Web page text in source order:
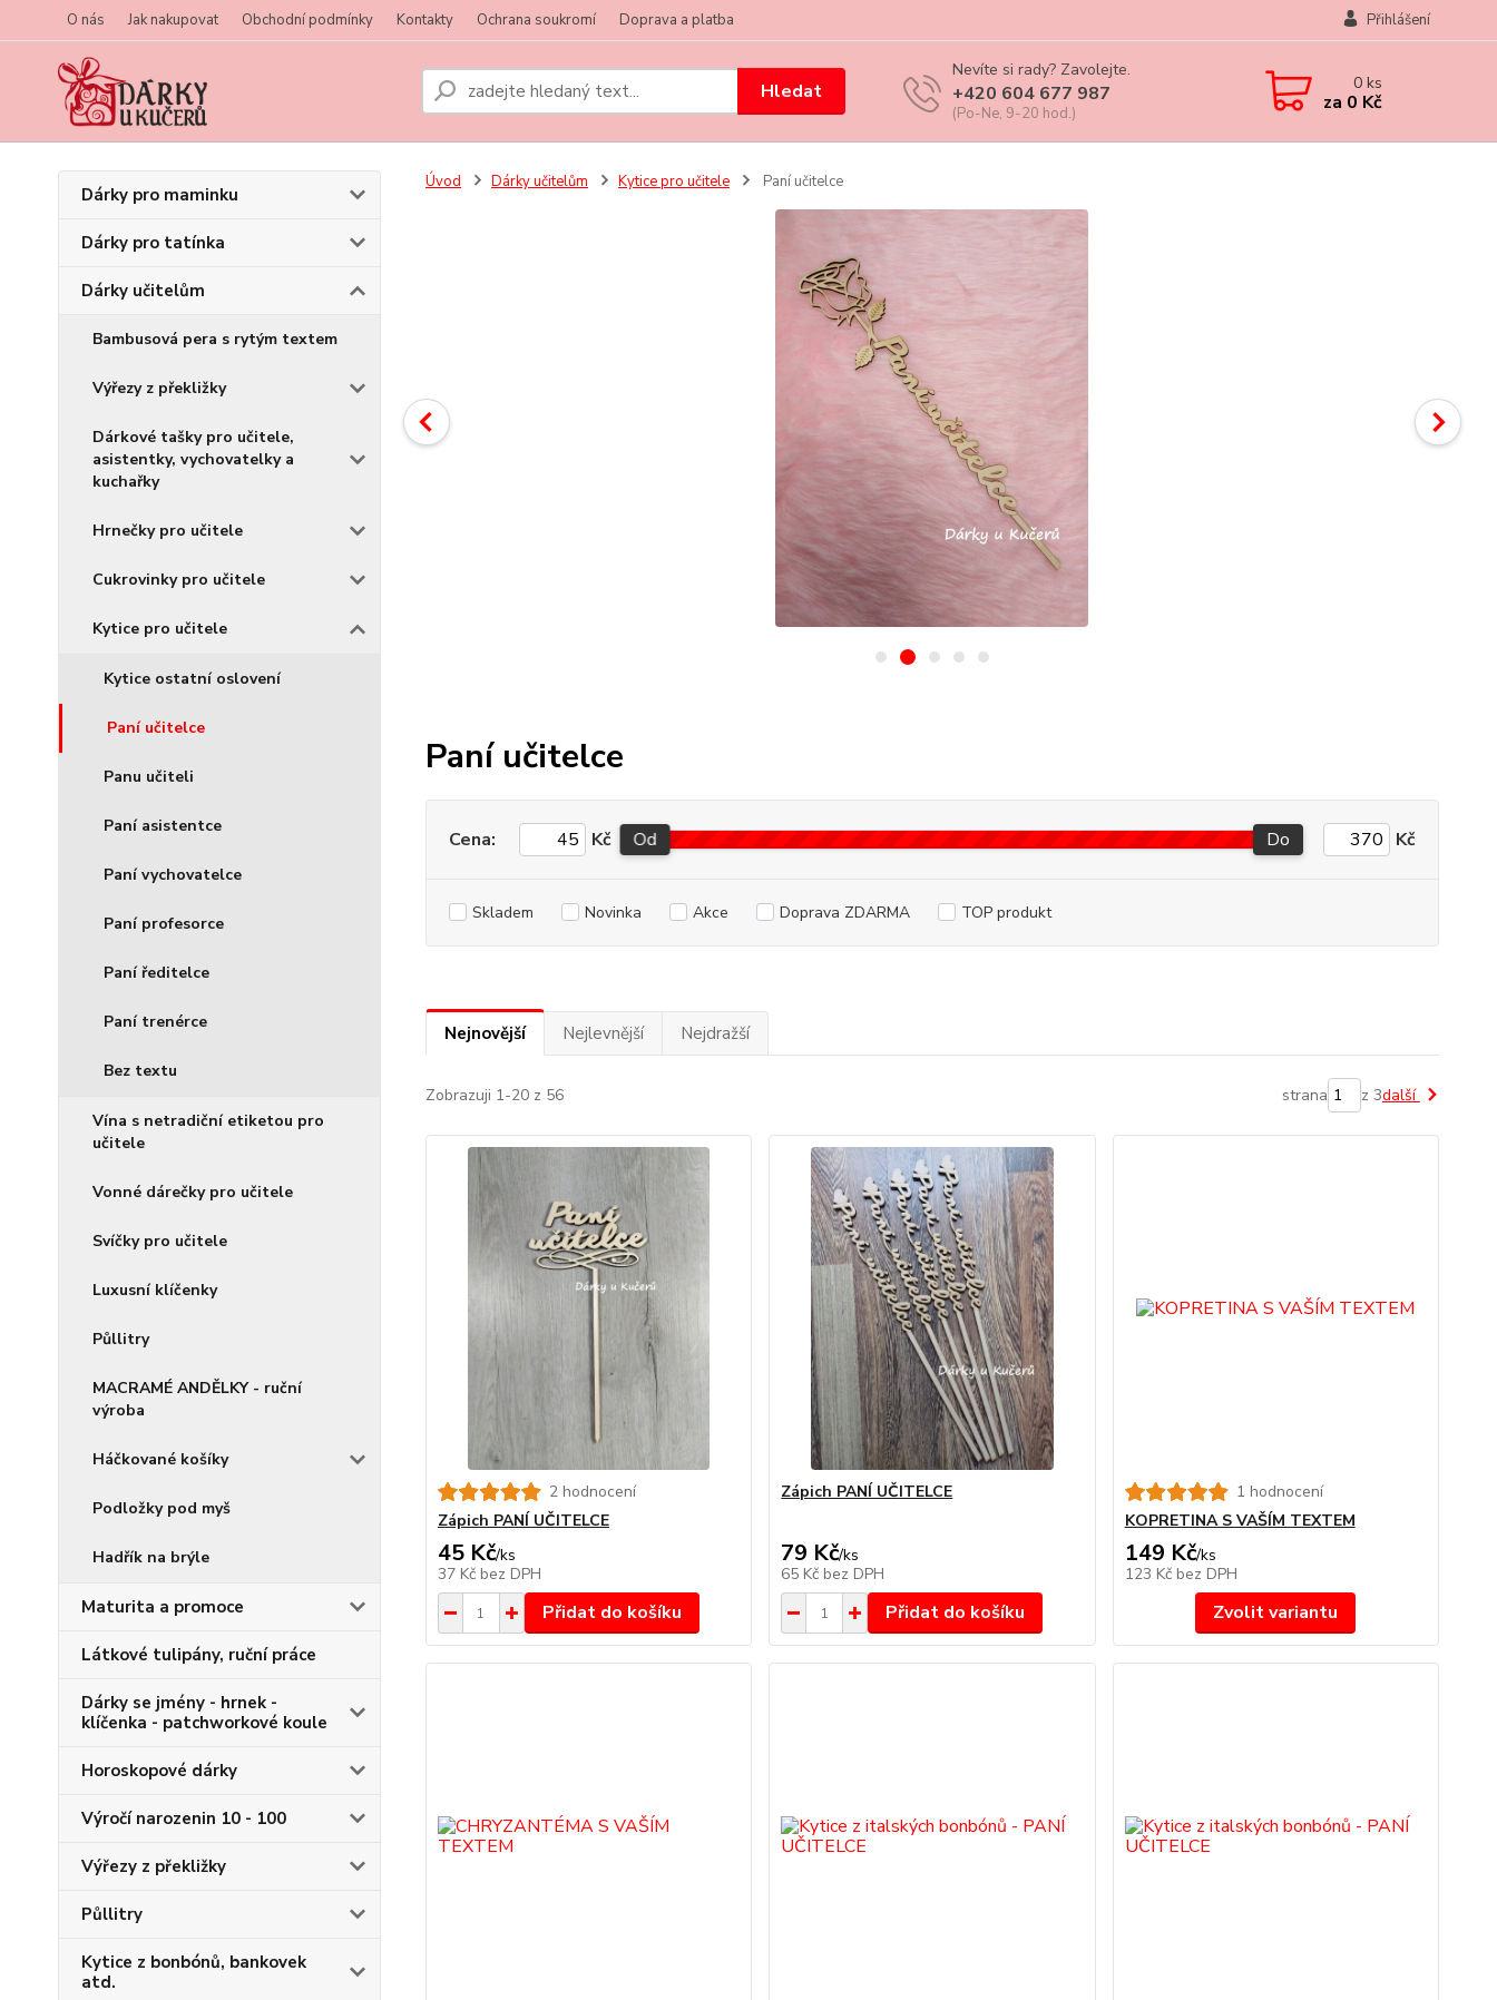
O nás Jak nakupovat Obchodní podmínky Kontakty Ochrana soukromí Doprava a platba Přihlášení
Hledat
Nevíte si rady? Zavolejte.
+420 604 677 987
(Po-Ne, 9-20 hod.)
0ks
za 0 Kč
Dárky pro maminku
Dárky pro tatínka
Dárky učitelům
Bambusová pera s rytým textem
Výřezy z překližky
Dárkové tašky pro učitele,
asistentky, vychovatelky a
kuchařky
Hrnečky pro učitele
Cukrovinky pro učitele
Kytice pro učitele
Kytice ostatní oslovení
Paní učitelce
Panu učiteli
Paní asistentce
Paní vychovatelce
Paní profesorce
Paní ředitelce
Paní trenérce
Bez textu
Vína s netradiční etiketou pro
učitele
Vonné dárečky pro učitele
Svíčky pro učitele
Luxusní klíčenky
Půllitry
MACRAMÉ ANDĚLKY - ruční
výroba
Háčkované košíky
Podložky pod myš
Hadřík na brýle
Maturita a promoce
Látkové tulipány, ruční práce
Dárky se jmény - hrnek -
klíčenka - patchworkové koule
Horoskopové dárky
Výročí narozenin 10 - 100
Výřezy z překližky
Půllitry
Kytice z bonbónů, bankovek
atd.
Úvod Dárky učitelům Kytice pro učitele Paní učitelce
Paní učitelce
Cena: Kč Od Do Kč
Skladem Novinka Akce Doprava ZDARMA TOP produkt
Nejnovější Nejlevnější Nejdražší
Zobrazuji 1-20 z 56 strana z 3další
2 hodnocení
Zápich PANÍ UČITELCE
45 Kč/ks
37 Kč bez DPH
Přidat do košíku
Zápich PANÍ UČITELCE
79 Kč/ks
65 Kč bez DPH
Přidat do košíku
1 hodnocení
KOPRETINA S VAŠÍM TEXTEM
149 Kč/ks
123 Kč bez DPH
Zvolit variantu